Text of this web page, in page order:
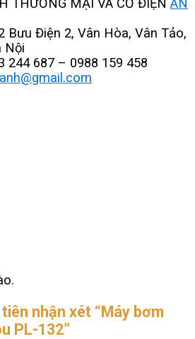
Bưu Điện 2, Vân Hòa, Vân Tảo,
Nội
244 687 – 0988 159 458
nhận xét “Máy bơm
PL-132”